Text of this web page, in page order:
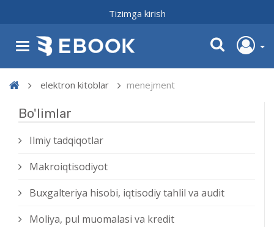
Tizimga kirish
elektron kitoblar menejment
Bo'limlar
Ilmiy tadqiqotlar
Makroiqtisodiyot
Buxgalteriya hisobi, iqtisodiy tahlil va audit
Moliya, pul muomalasi va kredit